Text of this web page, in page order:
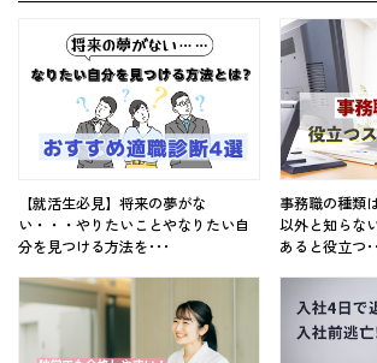
【就活生必見】将来の夢がな
い・・・やりたいことやなりたい自
分を見つける方法を･･･
事務職の種類
以外と知らな
あると役立つ･